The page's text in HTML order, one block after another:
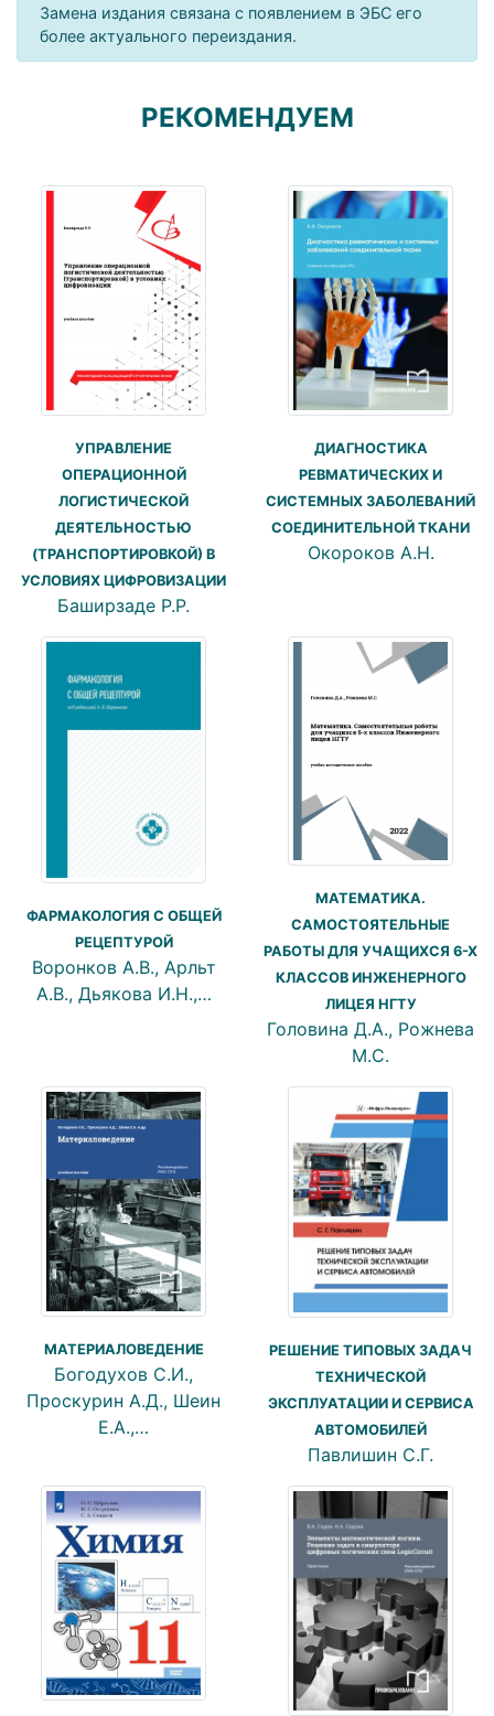
Замена издания связана с появлением в ЭБС его
более актуального переиздания.
РЕКОМЕНДУЕМ
УПРАВЛЕНИЕ
ОПЕРАЦИОННОЙ
ЛОГИСТИЧЕСКОЙ
ДЕЯТЕЛЬНОСТЬЮ
(ТРАНСПОРТИРОВКОЙ) В
УСЛОВИЯХ ЦИФРОВИЗАЦИИ
Баширзаде Р.Р.
ДИАГНОСТИКА
РЕВМАТИЧЕСКИХ И
СИСТЕМНЫХ ЗАБОЛЕВАНИЙ
СОЕДИНИТЕЛЬНОЙ ТКАНИ
Окороков А.Н.
ФАРМАКОЛОГИЯ С ОБЩЕЙ
РЕЦЕПТУРОЙ
Воронков А.В., Арльт
А.В., Дьякова И.Н.,…
МАТЕМАТИКА.
САМОСТОЯТЕЛЬНЫЕ
РАБОТЫ ДЛЯ УЧАЩИХСЯ 6-Х
КЛАССОВ ИНЖЕНЕРНОГО
ЛИЦЕЯ НГТУ
Головина Д.А., Рожнева
М.С.
МАТЕРИАЛОВЕДЕНИЕ
Богодухов С.И.,
Проскурин А.Д., Шеин
Е.А.,…
РЕШЕНИЕ ТИПОВЫХ ЗАДАЧ
ТЕХНИЧЕСКОЙ
ЭКСПЛУАТАЦИИ И СЕРВИСА
АВТОМОБИЛЕЙ
Павлишин С.Г.